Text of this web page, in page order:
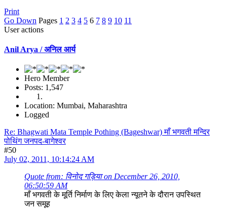
Print
Go Down Pages 1 2 3 4 5 6 7 8 9 10 11
User actions
Anil Arya / अनिल आर्य
Hero Member
Posts: 1,547
Location: Mumbai, Maharashtra
Logged
Re: Bhagwati Mata Temple Pothing (Bageshwar) माँ भगवती मन्दिर
पोथिंग जनपद-बागेश्वर
#50
July 02, 2011, 10:14:24 AM
Quote from: विनोद गड़िया on December 26, 2010,
06:50:59 AM
माँ भगवती के मूर्ति निर्माण के लिए केला न्यूतने के दौरान उपस्थित
जन समूह